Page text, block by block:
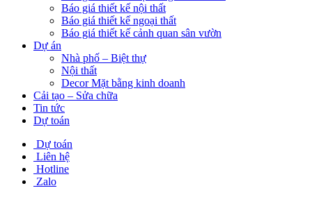
Báo giá thiết kế nội thất
Báo giá thiết kế ngoại thất
Báo giá thiết kế cảnh quan sân vườn
Dự án
Nhà phố – Biệt thự
Nội thất
Decor Mặt bằng kinh doanh
Cải tạo – Sửa chữa
Tin tức
Dự toán
Dự toán
Liên hệ
Hotline
Zalo